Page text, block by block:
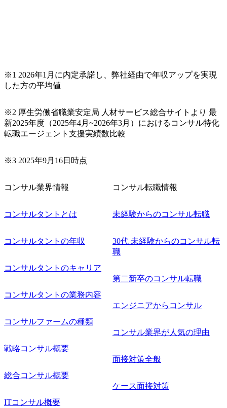
ご担当いただき、当社の社員が業務面をサポートしつつ、
徐々に対応範囲を広げていただきます。 ＜QAエンジニア＞
ルティング領域)から参画いただきます。 課題選定から顧客
への企画提案、そして実行までを一気通貫で支援していた
だきます。 アジャイル開発を通じて顧客の要望や提案を柔
軟に取り入れながら改善サイクルを回すため、ご自身の提
きます。 ● 勤務地 東京都渋谷区渋谷3丁目6-7 渋谷金王タワ
則により就業時間内の喫煙を全面的に禁止 ・禁煙サポート
制度あり オンライン ● 必須要件 以下いずれかのご経験をお
件定義～基本設計など上流経験2年以上 ・PMO経験2年以上
工程の経験 ・サブリーダー以上のマネジメント経験 ・お客
様との折衝経験、交渉経験 ・組織課題に対して主体的に業
務改善に取り組まれたご経験 ・アジャイル/スクラムへの興
味関心 ● 求める人物像 ・リーダーシップが取れる方/一人称
で主体的に動ける方 ・年齢にこだわらず、アドバイスを素
直に受け取れる方 ・推進力のある方
※1 2026年1月に内定承諾し、弊社経由で年収アップを実現
した方の平均値
※2 厚生労働省職業安定局 人材サービス総合サイトより 最
新2025年度（2025年4月~2026年3月）におけるコンサル特化
転職エージェント支援実績数比較
※3 2025年9月16日時点
コンサル業界情報
コンサルタントとは
コンサルタントの年収
コンサルタントのキャリア
コンサルタントの業務内容
コンサルファームの種類
戦略コンサル概要
総合コンサル概要
ITコンサル概要
コンサル転職情報
未経験からのコンサル転職
30代 未経験からのコンサル転
職
第二新卒のコンサル転職
エンジニアからコンサル
コンサル業界が人気の理由
面接対策全般
ケース面接対策